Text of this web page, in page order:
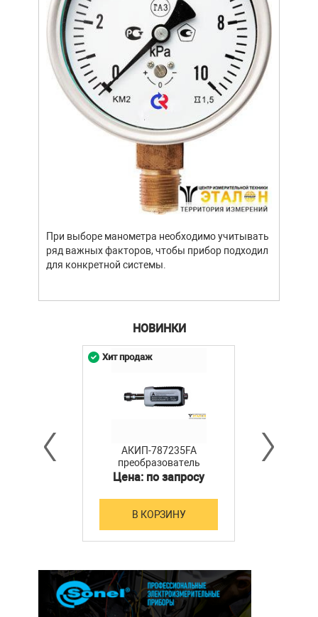
При выборе манометра необходимо учитывать
ряд важных факторов, чтобы прибор подходил
для конкретной системы.
НОВИНКИ
АКИП-787235FA
преобразователь
мощности
Цена: по запросу
В КОРЗИНУ
Хит продаж